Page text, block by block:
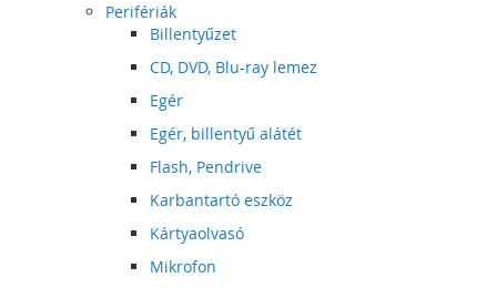
Perifériák
Billentyűzet
CD, DVD, Blu-ray lemez
Egér
Egér, billentyű alátét
Flash, Pendrive
Karbantartó eszköz
Kártyaolvasó
Mikrofon